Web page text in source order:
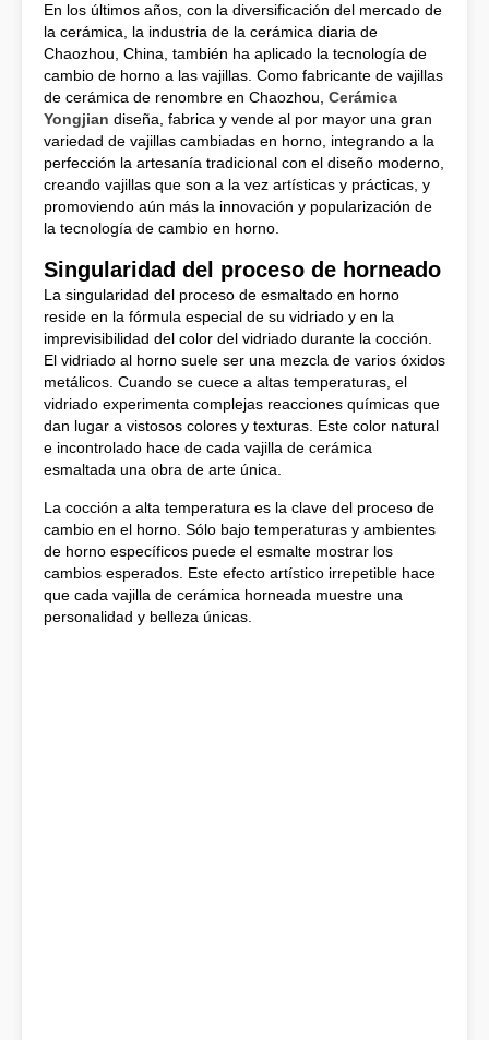
En los últimos años, con la diversificación del mercado de
la cerámica, la industria de la cerámica diaria de
Chaozhou, China, también ha aplicado la tecnología de
cambio de horno a las vajillas. Como fabricante de vajillas
de cerámica de renombre en Chaozhou, Cerámica
Yongjian diseña, fabrica y vende al por mayor una gran
variedad de vajillas cambiadas en horno, integrando a la
perfección la artesanía tradicional con el diseño moderno,
creando vajillas que son a la vez artísticas y prácticas, y
promoviendo aún más la innovación y popularización de
la tecnología de cambio en horno.
Singularidad del proceso de horneado
La singularidad del proceso de esmaltado en horno
reside en la fórmula especial de su vidriado y en la
imprevisibilidad del color del vidriado durante la cocción.
El vidriado al horno suele ser una mezcla de varios óxidos
metálicos. Cuando se cuece a altas temperaturas, el
vidriado experimenta complejas reacciones químicas que
dan lugar a vistosos colores y texturas. Este color natural
e incontrolado hace de cada vajilla de cerámica
esmaltada una obra de arte única.
La cocción a alta temperatura es la clave del proceso de
cambio en el horno. Sólo bajo temperaturas y ambientes
de horno específicos puede el esmalte mostrar los
cambios esperados. Este efecto artístico irrepetible hace
que cada vajilla de cerámica horneada muestre una
personalidad y belleza únicas.